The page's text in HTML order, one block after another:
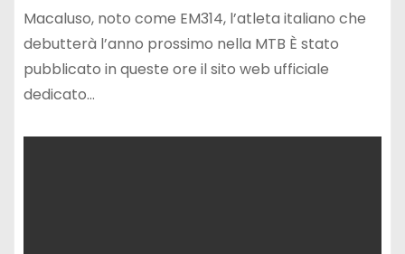
Macaluso, noto come EM314, l’atleta italiano che
debutterà l’anno prossimo nella MTB È stato
pubblicato in queste ore il sito web ufficiale
dedicato…